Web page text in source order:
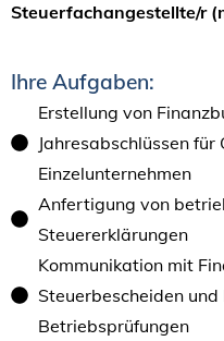
Steuerfachangestellte/r
Ihre Aufgaben:
Erstellung von
Jahresabschlüssen
Einzelunternehmen
Anfertigung von
Steuererklärungen
Kommunikation mit
Steuerbescheiden
Betriebsprüfungen